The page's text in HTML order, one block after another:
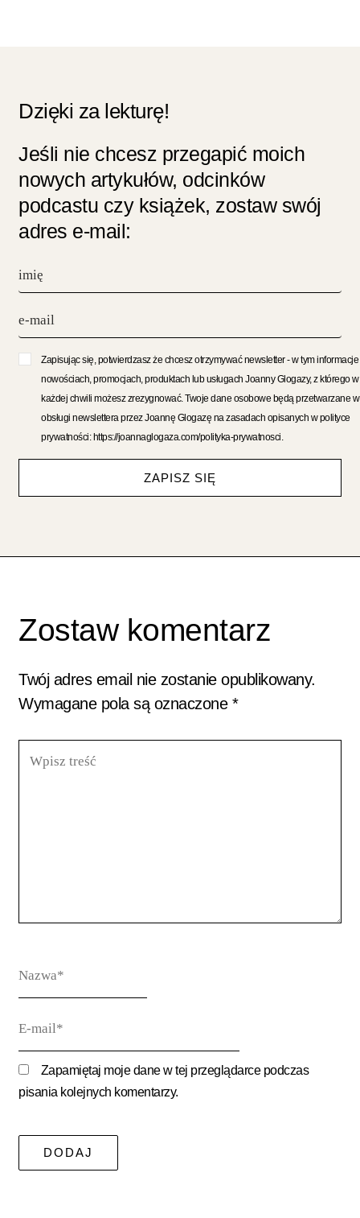
Dzięki za lekturę!
Jeśli nie chcesz przegapić moich
nowych artykułów, odcinków
podcastu czy książek, zostaw swój
adres e-mail:
Zapisując się, potwierdzasz że chcesz otrzymywać newsletter - w tym informacje
nowościach, promocjach, produktach lub usługach Joanny Glogazy, z którego w
każdej chwili możesz zrezygnować. Twoje dane osobowe będą przetwarzane
obsługi newslettera przez Joannę Glogazę na zasadach opisanych w polityce
prywatności: https://joannaglogaza.com/polityka-prywatnosci.
ZAPISZ SIĘ
Zostaw komentarz
Twój adres email nie zostanie opublikowany.
Wymagane pola są oznaczone *
treść
mail*
Zapamiętaj moje dane w tej przeglądarce podczas
pisania kolejnych komentarzy.